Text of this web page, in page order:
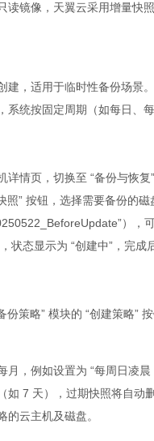
读镜像，天翼云采用增量
建，适用于临时性备份场景。
系统按固定周期（如每日、
详情页，切换至 “备份与恢复
照” 按钮，选择需要备份的
），
状态显示为 “创建中”，完成
份策略” 模块的 “创建策略”
月，例如设置为 “每周日凌晨
如 7 天），过期快照将自动
的云主机及磁盘。